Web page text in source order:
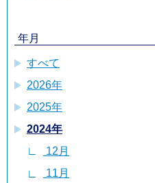
年月
すべて
2026年
7月
6月
4月
3月
2025年
12月
10月
9月
2024年
12月
11月